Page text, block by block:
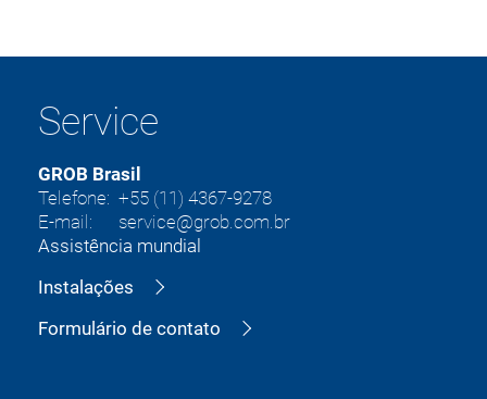
Service
GROB Brasil
Telefone: +55 (11) 4367-9278
E-mail: service@grob.com.br
Assistência mundial
Instalações
Formulário de contato